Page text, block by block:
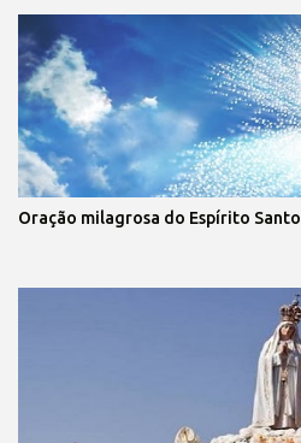
Oração milagrosa do Espírito Santo